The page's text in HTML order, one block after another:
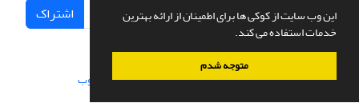
این وب سایت از کوکی ها برای اطمینان از ارائه بهترین
خدمات استفاده می کند.
متوجه شدم
اشتراک
سامانه مدیریت نشریات علمی.طراحی و پیاده سازی از سیناوب